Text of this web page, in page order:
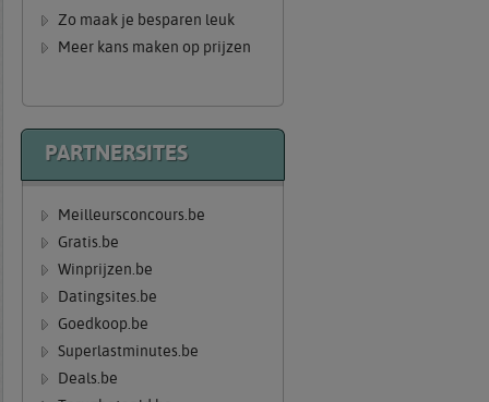
Zo maak je besparen leuk
Meer kans maken op prijzen
PARTNERSITES
Meilleursconcours.be
Gratis.be
Winprijzen.be
Datingsites.be
Goedkoop.be
Superlastminutes.be
Deals.be